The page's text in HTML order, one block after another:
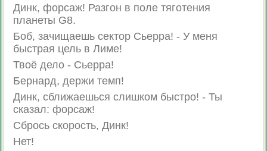
Динк, форсаж! Разгон в поле тяготения
планеты G8.
Боб, зачищаешь сектор Сьерра! - У меня
быстрая цель в Лиме!
Твоё дело - Сьерра!
Бернард, держи темп!
Динк, сближаешься слишком быстро! - Ты
сказал: форсаж!
Сбрось скорость, Динк!
Нет!